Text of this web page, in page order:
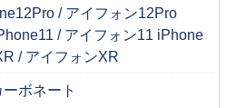
/ アイフォン12Pro
/ アイフォン11 iPhone
/ アイフォンXR
ボネート